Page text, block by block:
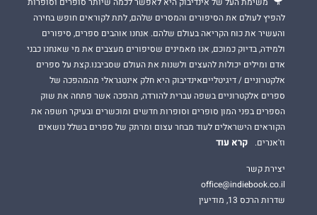
להפיץ לעולם את הסיפורים והמסרים שלהם, לתת לקוראים חופש בחירה
והעשיר את כוח הקריאה בעולם שלהם. אנחנו אוהבים ספרים, סיפורים
ולמידה, בדיוק כמוכם, אנו מאמינים שסיפורים מעצבים את מי שאנחנו כבני
אדם ומילים יכולות להעצים ולשנות את העולם שסביבנו.קצת על ספרים
אלקטרוניים / דיגיטלייםאינדיבוק היא חלק אינטגראלי מהמהפכה של
ספרים אלקטרוניים בשפה עברית להורדה, מהפכה אשר פתחה את שוק
הספרים בפני המון סופרים וסופרות חדשים ומוכשרים ובעיקר חשפה את
הקוראים הישראלים לעוד מבחר עצום ומרתק של ספרים בשלל נושאים
וז'אנרים.
קרא עוד
יצירת קשר
office@indiebook.co.il
שדרות הרכס 13, מודיעין